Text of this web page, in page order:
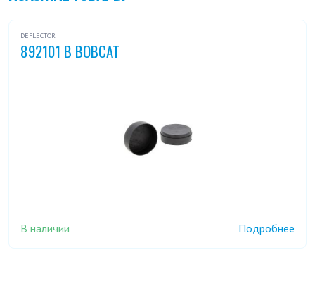
DEFLECTOR
892101 B BOBCAT
В наличии Подробнее